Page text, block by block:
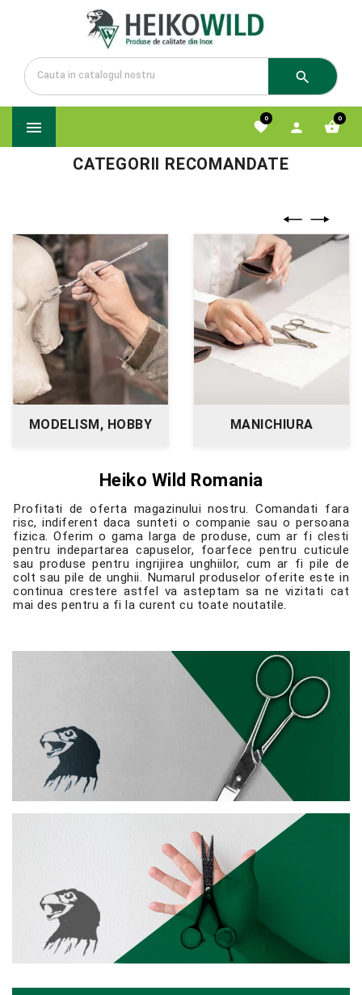

 0



0
CATEGORII RECOMANDATE
MODELISM, HOBBY MANICHIURA
Heiko Wild Romania
Profitati de oferta magazinului nostru. Comandati fara
risc, indiferent daca sunteti o companie sau o persoana
fizica. Oferim o gama larga de produse, cum ar fi clesti
pentru indepartarea capuselor, foarfece pentru cuticule
sau produse pentru ingrijirea unghiilor, cum ar fi pile de
colt sau pile de unghii. Numarul produselor oferite este in
continua crestere astfel va asteptam sa ne vizitati cat
mai des pentru a fi la curent cu toate noutatile.